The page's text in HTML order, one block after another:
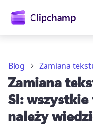
głównej
Blog Zamiana
Zamiana
SI:
należy